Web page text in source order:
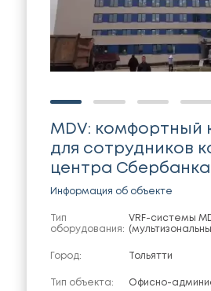
MDV: комфортный
для сотрудников
центра Сбербанка
Информация об объекте
Тип
оборудования:
VRF-системы
Город: Тольятти
Тип объекта:
Офисно-